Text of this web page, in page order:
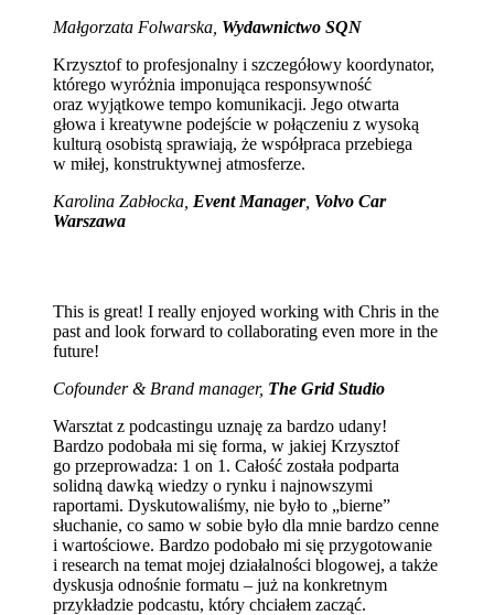
Małgorzata Folwarska, Wydawnictwo SQN
Krzysztof to profesjonalny i szczegółowy koordynator,
którego wyróżnia imponująca responsywność
oraz wyjątkowe tempo komunikacji. Jego otwarta
głowa i kreatywne podejście w połączeniu z wysoką
kulturą osobistą sprawiają, że współpraca przebiega
w miłej, konstruktywnej atmosferze.
Karolina Zabłocka, Event Manager, Volvo Car
Warszawa
This is great! I really enjoyed working with Chris in the
past and look forward to collaborating even more in the
future!
Cofounder & Brand manager, The Grid Studio
Warsztat z podcastingu uznaję za bardzo udany!
Bardzo podobała mi się forma, w jakiej Krzysztof
go przeprowadza: 1 on 1. Całość została podparta
solidną dawką wiedzy o rynku i najnowszymi
raportami. Dyskutowaliśmy, nie było to „bierne”
słuchanie, co samo w sobie było dla mnie bardzo cenne
i wartościowe. Bardzo podobało mi się przygotowanie
i research na temat mojej działalności blogowej, a także
dyskusja odnośnie formatu – już na konkretnym
przykładzie podcastu, który chciałem zacząć.